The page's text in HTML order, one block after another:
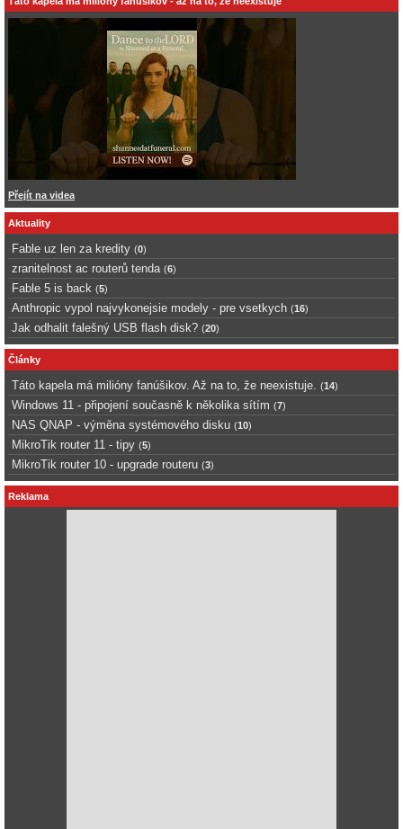
Přejít na videa
Aktuality
Fable uz len za kredity (0)
zranitelnost ac routerů tenda (6)
Fable 5 is back (5)
Anthropic vypol najvykonejsie modely - pre vsetkych (16)
Jak odhalit falešný USB flash disk? (20)
Články
Táto kapela má milióny fanúšikov. Až na to, že neexistuje. (14)
Windows 11 - připojení současně k několika sítím (7)
NAS QNAP - výměna systémového disku (10)
MikroTik router 11 - tipy (5)
MikroTik router 10 - upgrade routeru (3)
Reklama